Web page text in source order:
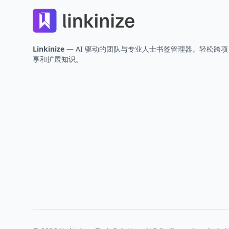
Linkinize — AI 驱动的团队与专业人士书签管理器。轻松跨
享和扩展知识。